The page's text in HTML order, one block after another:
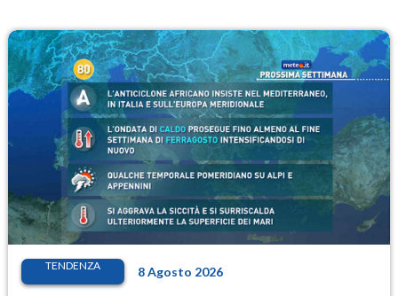
TENDENZA 8 Agosto 2026